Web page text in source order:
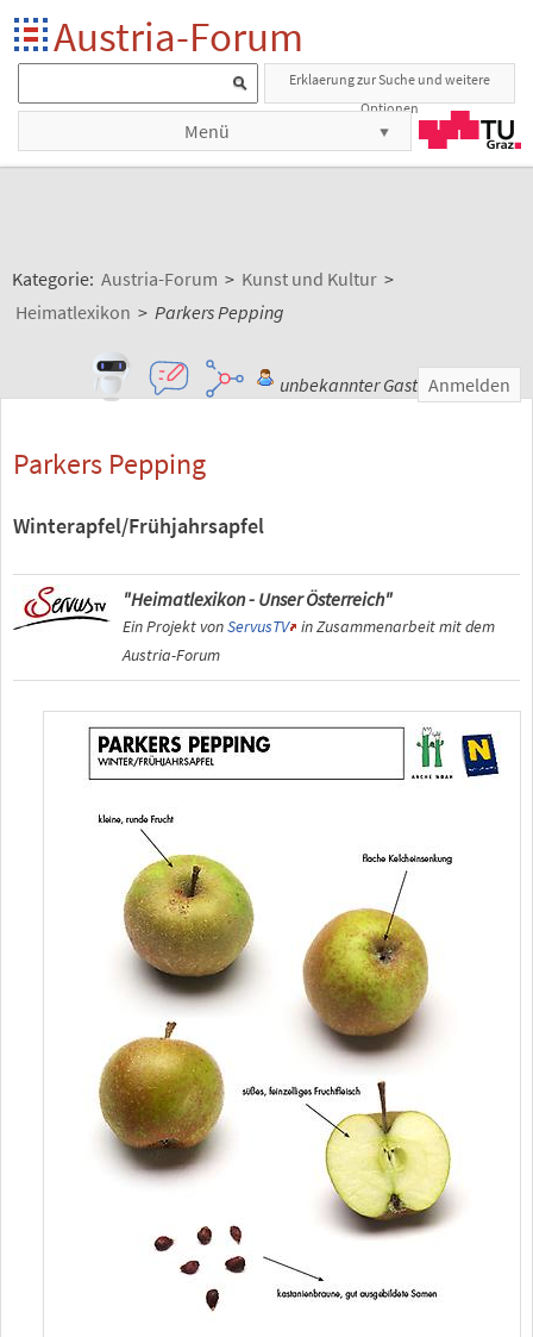
Austria-Forum
Erklaerung zur Suche und weitere
Optionen
Menü
Kategorie: Austria-Forum > Kunst und Kultur >
Heimatlexikon > Parkers Pepping
unbekannter Gast Anmelden
Parkers Pepping
Winterapfel/Frühjahrsapfel
"Heimatlexikon - Unser Österreich"
Ein Projekt vonServusTV in Zusammenarbeit mit dem
Austria-Forum